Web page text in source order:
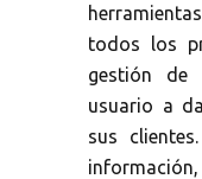
todos los
gestión de
usuario a
sus